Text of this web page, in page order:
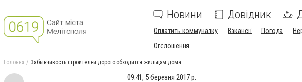
Новини Довідник
Оплатить коммуналку Вакансії Погода
Оголошення
Головна Забывчивость строителей дорого обходится жильцам дома
09:41, 5 березня 2017 р.